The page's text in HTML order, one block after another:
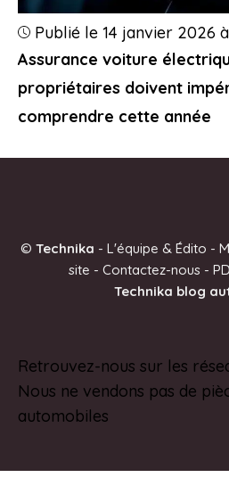
Assurance voiture
propriétaires doivent
comprendre cette année
Publié le 14 janvier 2026
© Technika - L'équipe & Édito -
site - Contactez-nous -
Technika blog
Retrouvez-nous sur les
Nous ne vendons pas de
automobiles